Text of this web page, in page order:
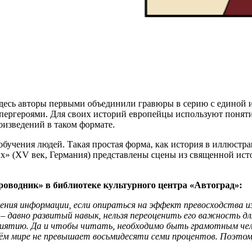
авторы первыми объединили гравюры в серию с единой
Для своих историй европейцы используют
в таком формате.
людей. Такая простая форма, как история в
(XV век, Германия) представлены сцены из священной
в библиотеке культурного центра «Автоград»:
информации, если опираться на эффект превосходства
развитый навык, нельзя переоценить его важность
Да и чтобы читать, необходимо быть грамотным
мире не превышает восьмидесяти семи процентов.